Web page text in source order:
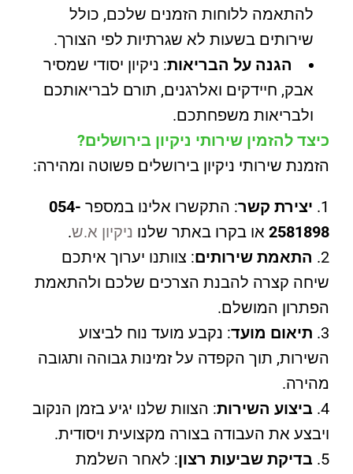
להתאמה ללוחות הזמנים שלכם, כולל
שירותים בשעות לא שגרתיות לפי הצורך.
הגנה על הבריאות: ניקיון יסודי שמסיר
אבק, חיידקים ואלרגנים, תורם לבריאותכם
ולבריאות משפחתכם.
כיצד להזמין שירותי ניקיון בירושלים?
הזמנת שירותי ניקיון בירושלים פשוטה ומהירה:
יצירת קשר: התקשרו אלינו במספר 054-
2581898 או בקרו באתר שלנו ניקיון א.ש.
התאמת שירותים: צוותנו יערוך איתכם
שיחה קצרה להבנת הצרכים שלכם ולהתאמת
הפתרון המושלם.
תיאום מועד: נקבע מועד נוח לביצוע
השירות, תוך הקפדה על זמינות גבוהה ותגובה
מהירה.
ביצוע השירות: הצוות שלנו יגיע בזמן הנקוב
ויבצע את העבודה בצורה מקצועית ויסודית.
בדיקת שביעות רצון: לאחר השלמת